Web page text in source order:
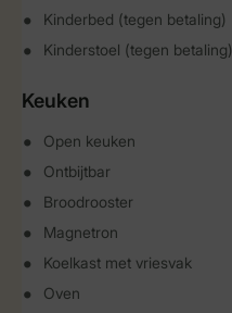
Kinderbed (tegen betaling)
Kinderstoel (tegen betaling)
Keuken
Open keuken
Ontbijtbar
Broodrooster
Magnetron
Koelkast met vriesvak
Oven